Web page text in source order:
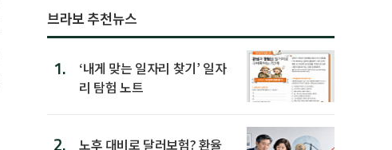
브라보 추천뉴스
1.
‘내게 맞는 일자리 찾기’ 일자
리 탐험 노트
2.
노후 대비로 달러보험? 환율